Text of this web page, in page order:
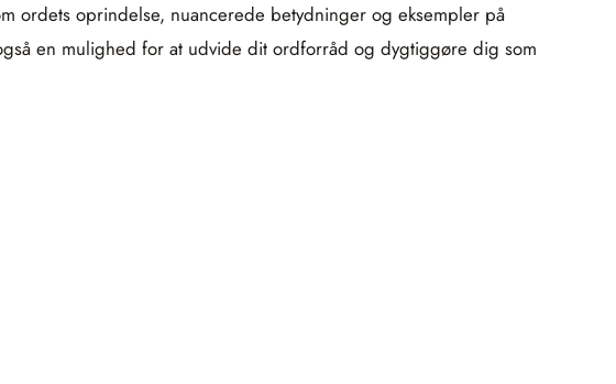
ordets oprindelse, nuancerede betydninger og eksempler på
en mulighed for at udvide dit ordforråd og dygtiggøre dig som